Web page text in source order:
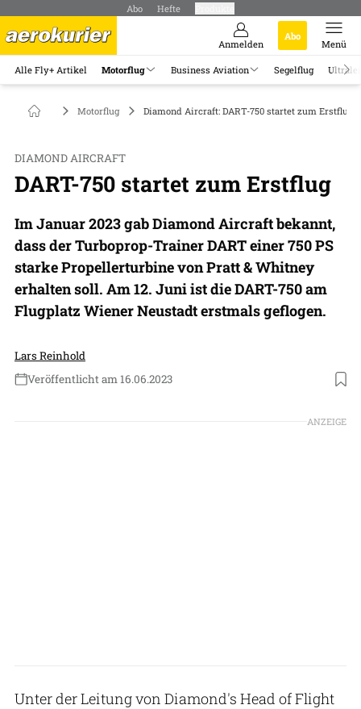
Abo Hefte
Anmelden
Abo
Menü
Alle Fly+ Artikel Motorflug Business Aviation Segelflug
Motorflug Diamond Aircraft: DART-750 startet zum Erstflug
DIAMOND AIRCRAFT
DART-750 startet zum Erstflug
Im Januar 2023 gab Diamond Aircraft bekannt,
dass der Turboprop-Trainer DART einer 750 PS
starke Propellerturbine von Pratt & Whitney
erhalten soll. Am 12. Juni ist die DART-750 am
Flugplatz Wiener Neustadt erstmals geflogen.
Lars Reinhold
Veröffentlicht am 16.06.2023
Foto: Diamond Aircraft
ANZEIGE
Unter der Leitung von Diamond's Head of Flight